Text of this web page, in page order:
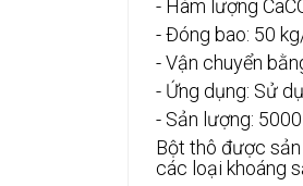
- Hàm lượng
- Đóng bao: 50
- Vận chuyển
- Ứng dụng: Sử
- Sản lượng:
Bột thô được
các loại khoáng